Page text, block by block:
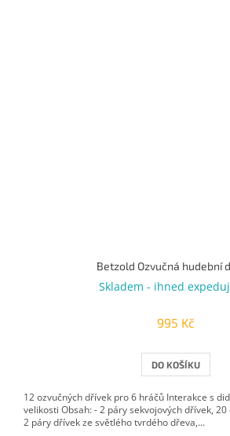
Betzold Ozvučná hudební
Skladem - ihned
995 Kč
DO KOŠÍKU
12 ozvučných dřívek pro 6 hráčů Interakce s
velikosti Obsah: - 2 páry sekvojových dřívek,
2 páry dřívek ze světlého tvrdého dřeva,...